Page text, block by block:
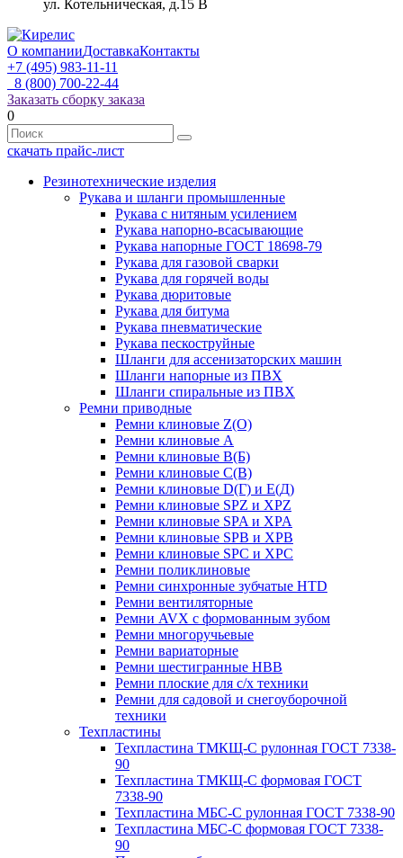
ул. Котельническая, д.15 В
О компанииДоставкаКонтакты
+7 (495) 983-11-11
8 (800) 700-22-44
Заказать сборку заказа
0
скачать прайс-лист
Резинотехнические изделия
Рукава и шланги промышленные
Рукава с нитяным усилением
Рукава напорно-всасывающие
Рукава напорные ГОСТ 18698-79
Рукава для газовой сварки
Рукава для горячей воды
Рукава дюритовые
Рукава для битума
Рукава пневматические
Рукава пескоструйные
Шланги для ассенизаторских машин
Шланги напорные из ПВХ
Шланги спиральные из ПВХ
Ремни приводные
Ремни клиновые Z(О)
Ремни клиновые А
Ремни клиновые В(Б)
Ремни клиновые С(В)
Ремни клиновые D(Г) и Е(Д)
Ремни клиновые SPZ и XPZ
Ремни клиновые SPA и XPA
Ремни клиновые SPB и XPB
Ремни клиновые SPC и XPC
Ремни поликлиновые
Ремни синхронные зубчатые HTD
Ремни вентиляторные
Ремни AVX с формованным зубом
Ремни многоручьевые
Ремни вариаторные
Ремни шестигранные HBB
Ремни плоские для с/х техники
Ремни для садовой и снегоуборочной
техники
Техпластины
Техпластина ТМКЩ-С рулонная ГОСТ 7338-
90
Техпластина ТМКЩ-С формовая ГОСТ
7338-90
Техпластина МБС-С рулонная ГОСТ 7338-90
Техпластина МБС-С формовая ГОСТ 7338-
90